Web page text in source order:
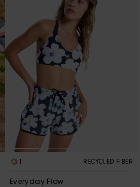
1 RECYCLED FIBER
Everyday Flow